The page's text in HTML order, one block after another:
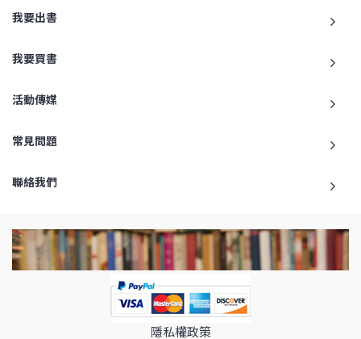
我要出書
我要買書
活動傳媒
常見問題
聯絡我們
隱私權政策